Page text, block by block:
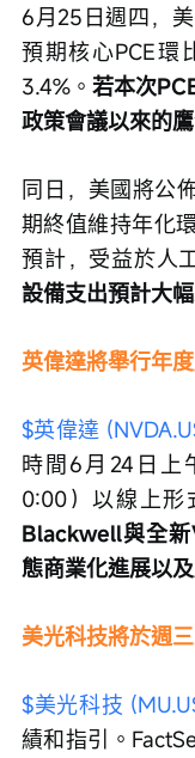
6月25日週四，
預期核心PCE環
3.4%。 若本次
政策會議以來的
同日，美國將公
期終值維持年化
預計，受益於人
設備支出預計大
英偉達將舉行年
$英偉達
時間6月24日上
0:00）以線上形
Blackwell與全
態商業化進展以
美光科技將於週
$美光科技
績和指引。